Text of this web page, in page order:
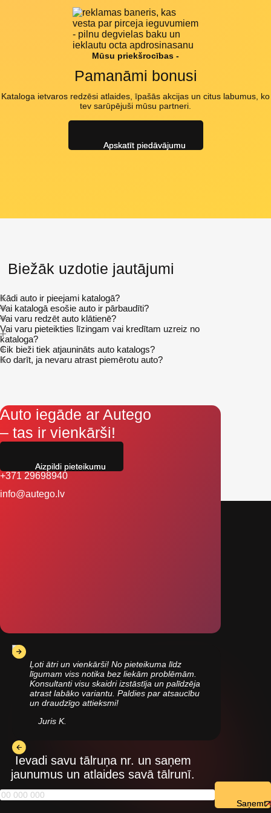
Mūsu priekšrocības -
Pamanāmi bonusi
Kataloga ietvaros redzēsi atlaides, īpašās akcijas un citus labumus, ko
tev sarūpējuši mūsu partneri.
Biežāk uzdotie jautājumi
Kādi auto ir pieejami katalogā?
Vai katalogā esošie auto ir pārbaudīti?
Vai varu redzēt auto klātienē?
Vai varu pieteikties līzingam vai kredītam uzreiz no
kataloga?
Cik bieži tiek atjaunināts auto katalogs?
Ko darīt, ja nevaru atrast piemērotu auto?
Auto iegāde ar Autego
– tas ir vienkārši!
+371 29698940
info@autego.lv
Ļoti ātri un vienkārši! No pieteikuma līdz
līgumam viss notika bez liekām problēmām.
Konsultanti visu skaidri izstāstīja un palīdzēja
atrast labāko variantu. Paldies par atsaucību
un draudzīgo attieksmi!
Juris K.
Ievadi savu tālruņa nr. un saņem
jaunumus un atlaides savā tālrunī.